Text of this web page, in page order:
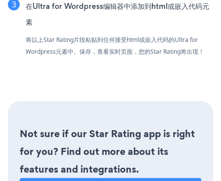
在Ultra for Wordpress编辑器中添加到html或嵌入代码元
素
将以上Star Rating片段粘贴到任何接受html或嵌入代码的Ultra for
Wordpress元素中。保存，查看实时页面，您的Star Rating将出现！
Not sure if our Star Rating app is right
for you? Find out more about its
features and integrations.